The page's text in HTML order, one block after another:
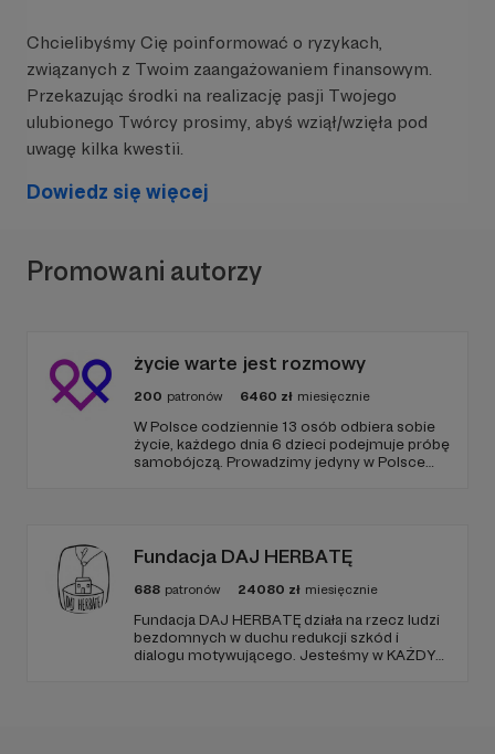
Chcielibyśmy Cię poinformować o ryzykach,
związanych z Twoim zaangażowaniem finansowym.
Przekazując środki na realizację pasji Twojego
ulubionego Twórcy prosimy, abyś wziął/wzięła pod
uwagę kilka kwestii.
Dowiedz się więcej
Promowani autorzy
życie warte jest rozmowy
200 patronów 6460 zł miesięcznie
W Polsce codziennie 13 osób odbiera sobie
życie, każdego dnia 6 dzieci podejmuje próbę
samobójczą. Prowadzimy jedyny w Polsce
pomóc.
Fundacja DAJ HERBATĘ
688 patronów 24080 zł miesięcznie
Fundacja DAJ HERBATĘ działa na rzecz ludzi
bezdomnych w duchu redukcji szkód i
dialogu motywującego. Jesteśmy w KAŻDY